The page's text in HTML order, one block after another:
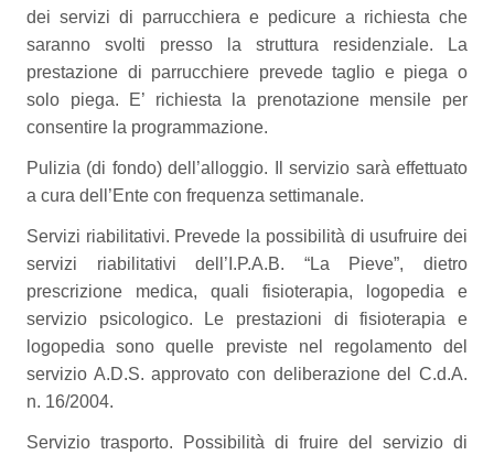
dei servizi di parrucchiera e pedicure a richiesta che
saranno svolti presso la struttura residenziale. La
prestazione di parrucchiere prevede taglio e piega o
solo piega. E’ richiesta la prenotazione mensile per
consentire la programmazione.
Pulizia (di fondo) dell’alloggio. Il servizio sarà effettuato
a cura dell’Ente con frequenza settimanale.
Servizi riabilitativi. Prevede la possibilità di usufruire dei
servizi riabilitativi dell’I.P.A.B. “La Pieve”, dietro
prescrizione medica, quali fisioterapia, logopedia e
servizio psicologico. Le prestazioni di fisioterapia e
logopedia sono quelle previste nel regolamento del
servizio A.D.S. approvato con deliberazione del C.d.A.
n. 16/2004.
Servizio trasporto. Possibilità di fruire del servizio di